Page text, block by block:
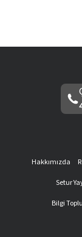
Hakkımızda
Setur
Bilgi